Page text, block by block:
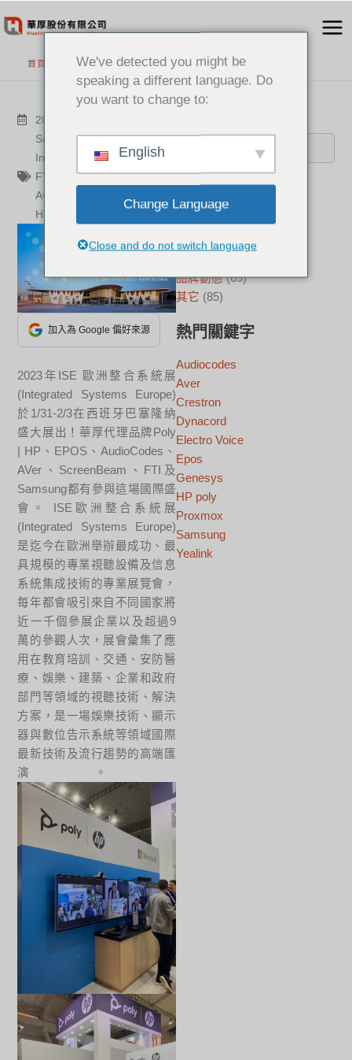
至
首頁 最新消息
2023-02-07
Samsung,ISE2023,ISE,
IntegratedSystemsEurope
FTI
Poly,視訊設備,華厚,
Aver
HP
加入為 Google 偏好來源
2023年ISE 歐洲整合系統展
(Integrated Systems Europe)
於1/31-2/3在西班牙巴塞隆納
盛大展出！華厚代理品牌Poly
| HP、EPOS、AudioCodes、
AVer、ScreenBeam、FTI及
Samsung都有參與這場國際盛
會。 ISE歐洲整合系統展
(Integrated Systems Europe)
是迄今在歐洲舉辦最成功、最
具規模的專業視聽設備及信息
系統集成技術的專業展覽會，
每年都會吸引來自不同國家將
近一千個參展企業以及超過9
萬的參觀人次，展會彙集了應
用在教育培訓、交通、安防醫
療、娛樂、建築、企業和政府
部門等領域的視聽技術、解決
方案，是一場娛樂技術、顯示
器與數位告示系統等領域國際
最新技術及流行趨勢的高端匯
演。
搜尋
分類
新聞中心(21)
成功案例
品牌動態(69)
其它 (85)
熱門關鍵字
Audiocodes
Aver
Crestron
Dynacord
Electro Voice
Epos
Genesys
HP poly
Proxmox
Samsung
Yealink
We've detected you might be
speaking a different language. Do
you want to change to:
English
Change Language
Close and do not switch language